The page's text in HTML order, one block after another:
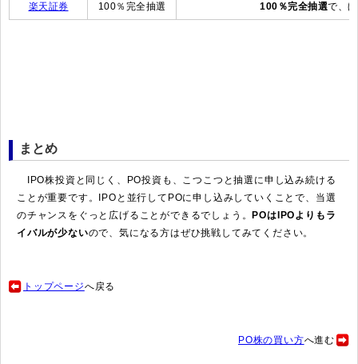
楽天証券 100％完全抽選 100％完全抽選で、
まとめ
IPO株投資と同じく、PO投資も、こつこつと抽選に申し込み続ける
ことが重要です。IPOと並行してPOに申し込みしていくことで、当選
のチャンスをぐっと広げることができるでしょう。
POはIPOよりもラ
イバルが少ないので、気になる方はぜひ挑戦してみてください。
トップページへ戻る
PO株の買い方へ進む